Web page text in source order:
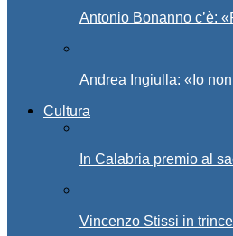
Antonio Bonanno c’è:
Andrea Ingiulla: «Io
Cultura
In Calabria premio al
Vincenzo Stissi in